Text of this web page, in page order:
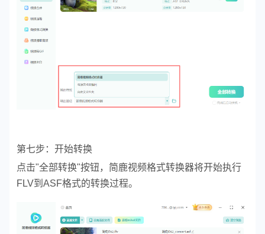
第七步：开始转换
点击"全部转换"按钮，简鹿视频格式转换器将开始执行
FLV到ASF格式的转换过程。